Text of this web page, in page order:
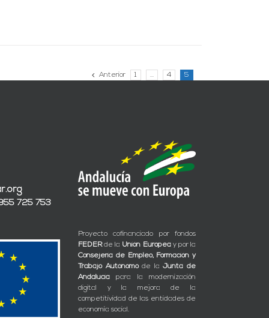
Anterior 1 … 4 5
725 753
Proyecto cofinanciado por fondos
FEDERde la Unión Europeay por la
Consejería de Empleo, Formación y
Trabajo Autónomode laJunta de
Andalucía para la modernización
digital y la mejora de la
competitividad de las entidades de
economía social.